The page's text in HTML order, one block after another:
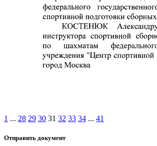
1 ... 28 29 30 31 32 33 34 ... 41
Отправить документ